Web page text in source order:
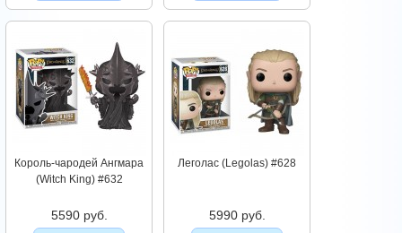
Король-чародей Ангмара
(Witch King) #632
5590 руб.
Леголас (Legolas) #628
5990 руб.